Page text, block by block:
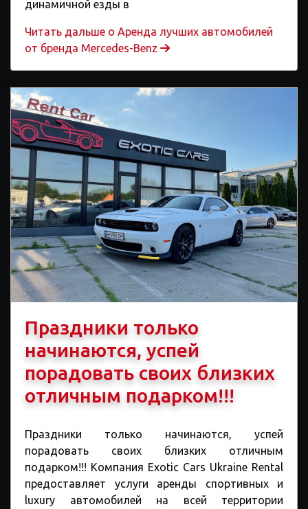
динамичной езды в
Читать дальше o Аренда лучших автомобилей
от бренда Mercedes-Benz
Праздники только
начинаются, успей
порадовать своих близких
отличным подарком!!!
Праздники только начинаются, успей
порадовать своих близких отличным
подарком!!! Компания Exotic Cars Ukraine Rental
предоставляет услуги аренды спортивных и
luxury автомобилей на всей территории